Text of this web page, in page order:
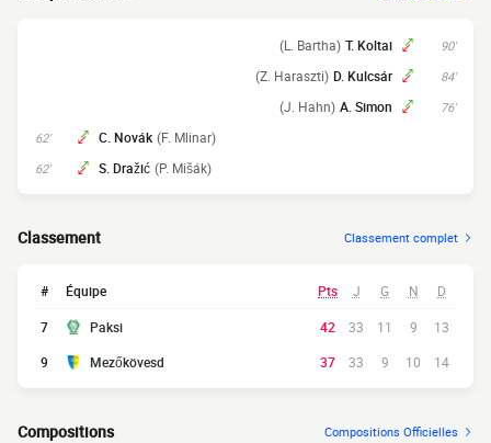
90'
T. Koltai
(L. Bartha)
84'
D. Kulcsár
(Z. Haraszti)
76'
A. Simon
(J. Hahn)
62' C. Novák (F. Mlinar)
62' S. Dražić (P. Mišák)
Classement Classement complet
# Équipe Pts J G N D
7 Paksi 42 33 11 9
13
9
Mezőkövesd 37 33 9 10 14
Compositions Compositions Officielles